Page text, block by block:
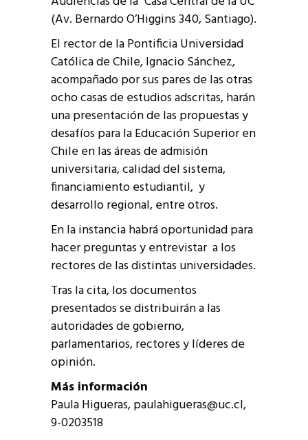
(Av. Bernardo O’Higgins 340, Santiago).
El rector de la Pontificia Universidad
Católica de Chile, Ignacio Sánchez,
acompañado por sus pares de las otras
ocho casas de estudios adscritas, harán
una presentación de las propuestas y
desafíos para la Educación Superior en
Chile en las áreas de admisión
universitaria, calidad del sistema,
financiamiento estudiantil, y
desarrollo regional, entre otros.
En la instancia habrá oportunidad para
hacer preguntas y entrevistar a los
rectores de las distintas universidades.
Tras la cita, los documentos
presentados se distribuirán a las
autoridades de gobierno,
parlamentarios, rectores y líderes de
opinión.
Más información
Paula Higueras, paulahigueras@uc.cl,
9-0203518